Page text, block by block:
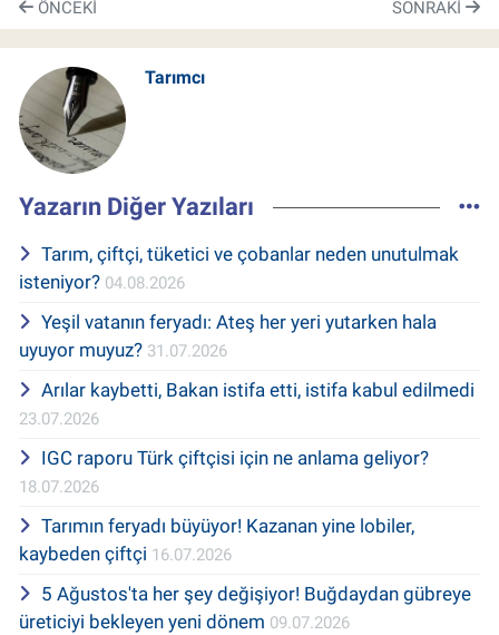
ÖNCEKI SONRAKI
Tarımcı
Yazarın Diğer Yazıları
Tarım, çiftçi, tüketici ve çobanlar neden unutulmak
isteniyor? 04.08.2026
Yeşil vatanın feryadı: Ateş her yeri yutarken hala
uyuyor muyuz? 31.07.2026
Arılar kaybetti, Bakan istifa etti, istifa kabul edilmedi
23.07.2026
IGC raporu Türk çiftçisi için ne anlama geliyor?
18.07.2026
Tarımın feryadı büyüyor! Kazanan yine lobiler,
kaybeden çiftçi 16.07.2026
5 Ağustos'ta her şey değişiyor! Buğdaydan gübreye
üreticiyi bekleyen yeni dönem 09.07.2026